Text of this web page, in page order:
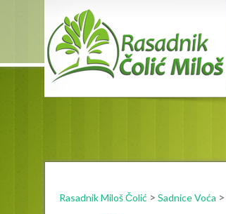
Rasadnik Miloš Čolić > Sadnice Voća >